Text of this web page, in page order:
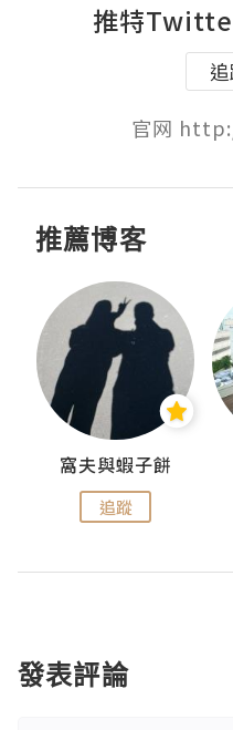
推特
官网
推薦博客
窩夫與蝦子餅
追蹤
發表評論